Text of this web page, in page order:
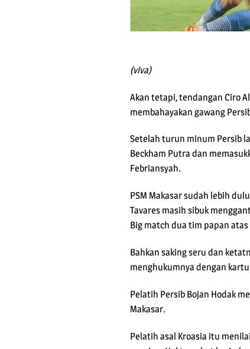
(viva)
Akan tetapi, tendangan Ciro
membahayakan gawang
Setelah turun minum Persib
Beckham Putra dan
Febriansyah.
PSM Makasar sudah lebih
Tavares masih sibuk
Big match dua tim papan
Bahkan saking seru dan
menghukumnya dengan
Pelatih Persib Bojan Hodak
Makasar.
Pelatih asal Kroasia itu